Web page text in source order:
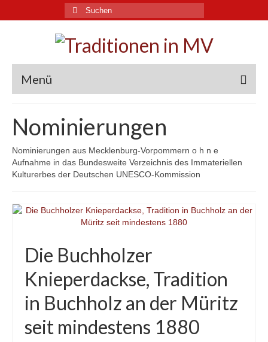
Suche
nach:
Menü
Immaterielles Kulturerbe
Landkarte
Aktuelles
Downloads
Nominierungen
Nominierungen aus Mecklenburg-Vorpommern o h n e
Aufnahme in das Bundesweite Verzeichnis des Immateriellen
Kulturerbes der Deutschen UNESCO-Kommission
Die Buchholzer
Knieperdackse, Tradition
in Buchholz an der Müritz
seit mindestens 1880